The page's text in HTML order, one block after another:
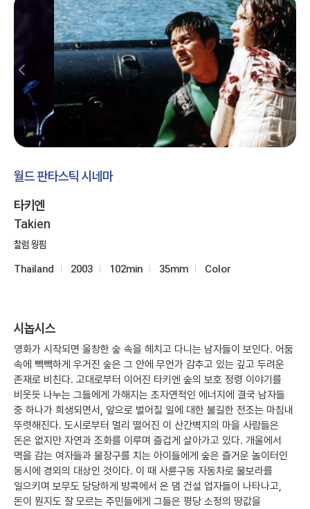
월드 판타스틱 시네마
타키엔
Takien
찰럼 웡핌
Thailand 2003 102min 35mm Color
시놉시스
영화가 시작되면 울창한 숲 속을 헤치고 다니는 남자들이 보인다. 어둠
속에 빽빽하게 우거진 숲은 그 안에 무언가 감추고 있는 깊고 두려운
존재로 비친다. 고대로부터 이어진 타키엔 숲의 보호 정령 이야기를
비웃듯 나누는 그들에게 가해지는 초자연적인 에너지에 결국 남자들
중 하나가 희생되면서, 앞으로 벌어질 일에 대한 불길한 전조는 마침내
뚜렷해진다. 도시로부터 멀리 떨어진 이 산간벽지의 마을 사람들은
돈은 없지만 자연과 조화를 이루며 즐겁게 살아가고 있다. 개울에서
멱을 감는 여자들과 물장구를 치는 아이들에게 숲은 즐거운 놀이터인
동시에 경외의 대상인 것이다. 이 때 사륜구동 자동차로 물보라를
일으키며 보무도 당당하게 방콕에서 온 댐 건설 업자들이 나타나고,
돈이 뭔지도 잘 모르는 주민들에게 그들은 평당 소정의 땅값을